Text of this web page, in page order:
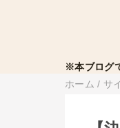
※本ブログ
ホーム /サ